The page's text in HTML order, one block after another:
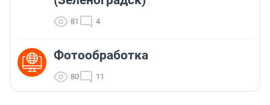
81 4
Фотообработка
80 11